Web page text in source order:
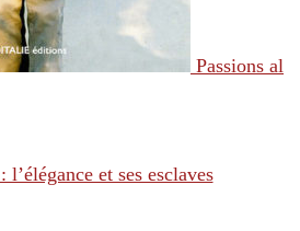
Passions al
et ses esclaves